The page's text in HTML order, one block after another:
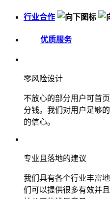
行业合作
优质服务
零风险设计
不放心的部分用户可首
分钱。我们对用户足够
的信心。
专业且落地的建议
我们具有各个行业丰富
们可以提供很多有效并